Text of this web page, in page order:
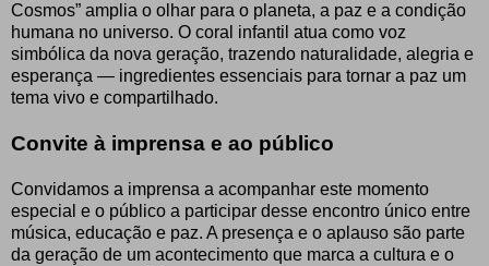
Cosmos” amplia o olhar para o planeta, a paz e a condição
humana no universo. O coral infantil atua como voz
simbólica da nova geração, trazendo naturalidade, alegria e
esperança — ingredientes essenciais para tornar a paz um
tema vivo e compartilhado.
Convite à imprensa e ao público
Convidamos a imprensa a acompanhar este momento
especial e o público a participar desse encontro único entre
música, educação e paz. A presença e o aplauso são parte
da geração de um acontecimento que marca a cultura e o